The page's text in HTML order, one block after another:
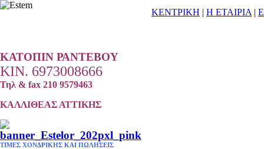
ΚΑΤΟΠΙΝ ΡΑΝΤΕΒΟΥ
ΚΙΝ. 6973008666
Τηλ & fax 210 9579463
ΚΑΛΛΙΘΕΑΣ ΑΤΤΙΚΗΣ
ΤΙΜΕΣ ΧΟΝΔΡΙΚΗΣ ΚΑΙ ΠΩΛΗΣΕΙΣ
ΚΕΝΤΡΙΚΗ | Η ΕΤΑΙΡΙΑ |